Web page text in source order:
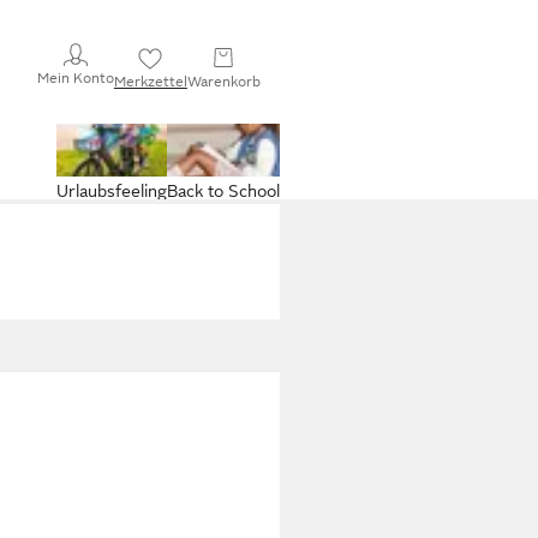
Mein KontoMerkzettelWarenkorb
Back to School
Urlaubsfeeling